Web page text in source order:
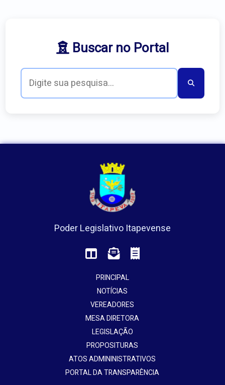
Buscar no Portal
Poder Legislativo Itapevense
PRINCIPAL
NOTÍCIAS
VEREADORES
MESA DIRETORA
LEGISLAÇÃO
PROPOSITURAS
ATOS ADMININISTRATIVOS
PORTAL DA TRANSPARÊNCIA